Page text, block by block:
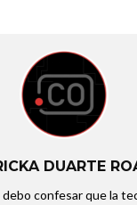
DUARTE
confesar que la